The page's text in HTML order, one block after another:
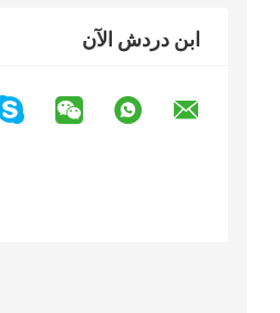
ابن دردش الآن